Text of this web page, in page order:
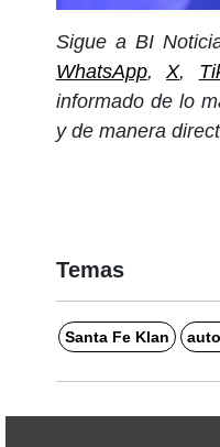
Sigue a BI
WhatsApp,X,
informado de lo
y de manera
Temas
Santa Fe Klan